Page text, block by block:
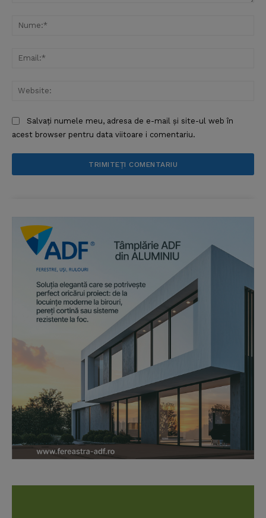
Salvați numele meu, adresa de e-mail și site-ul web în
acest browser pentru data viitoare i comentariu.